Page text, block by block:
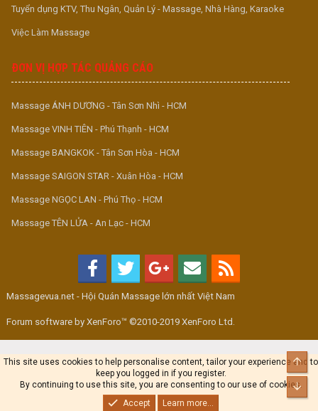
Tuyển dụng KTV, Thu Ngân, Quản Lý - Massage, Nhà Hàng, Karaoke
Việc Làm Massage
ĐƠN VỊ HỢP TÁC QUẢNG CÁO
Massage ÁNH DƯƠNG - Tân Sơn Nhì - HCM
Massage VINH TIÊN - Phú Thạnh - HCM
Massage BANGKOK - Tân Sơn Hòa - HCM
Massage SAIGON STAR - Xuân Hòa - HCM
Massage NGỌC LAN - Phú Thọ - HCM
Massage TÊN LỬA - An Lạc - HCM
Massagevua.net - Hội Quán Massage lớn nhất Việt Nam
Forum software by XenForo™ ©2010-2019 XenForo Ltd.
This site uses cookies to help personalise content, tailor your experience and to
keep you logged in if you register.
By continuing to use this site, you are consenting to our use of cookies.
Accept
Learn more...
Top